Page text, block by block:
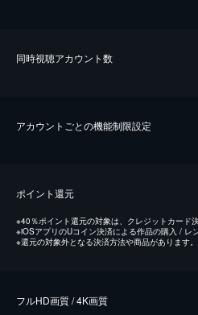
同時視聴アカウント数
アカウントごとの機能制限設定
ポイント還元
※40％ポイント還元の対象は、クレジットカード
※iOSアプリのUコイン決済による作品の購入 / レ
※還元の対象外となる決済方法や商品があります
フルHD画質 / 4K画質